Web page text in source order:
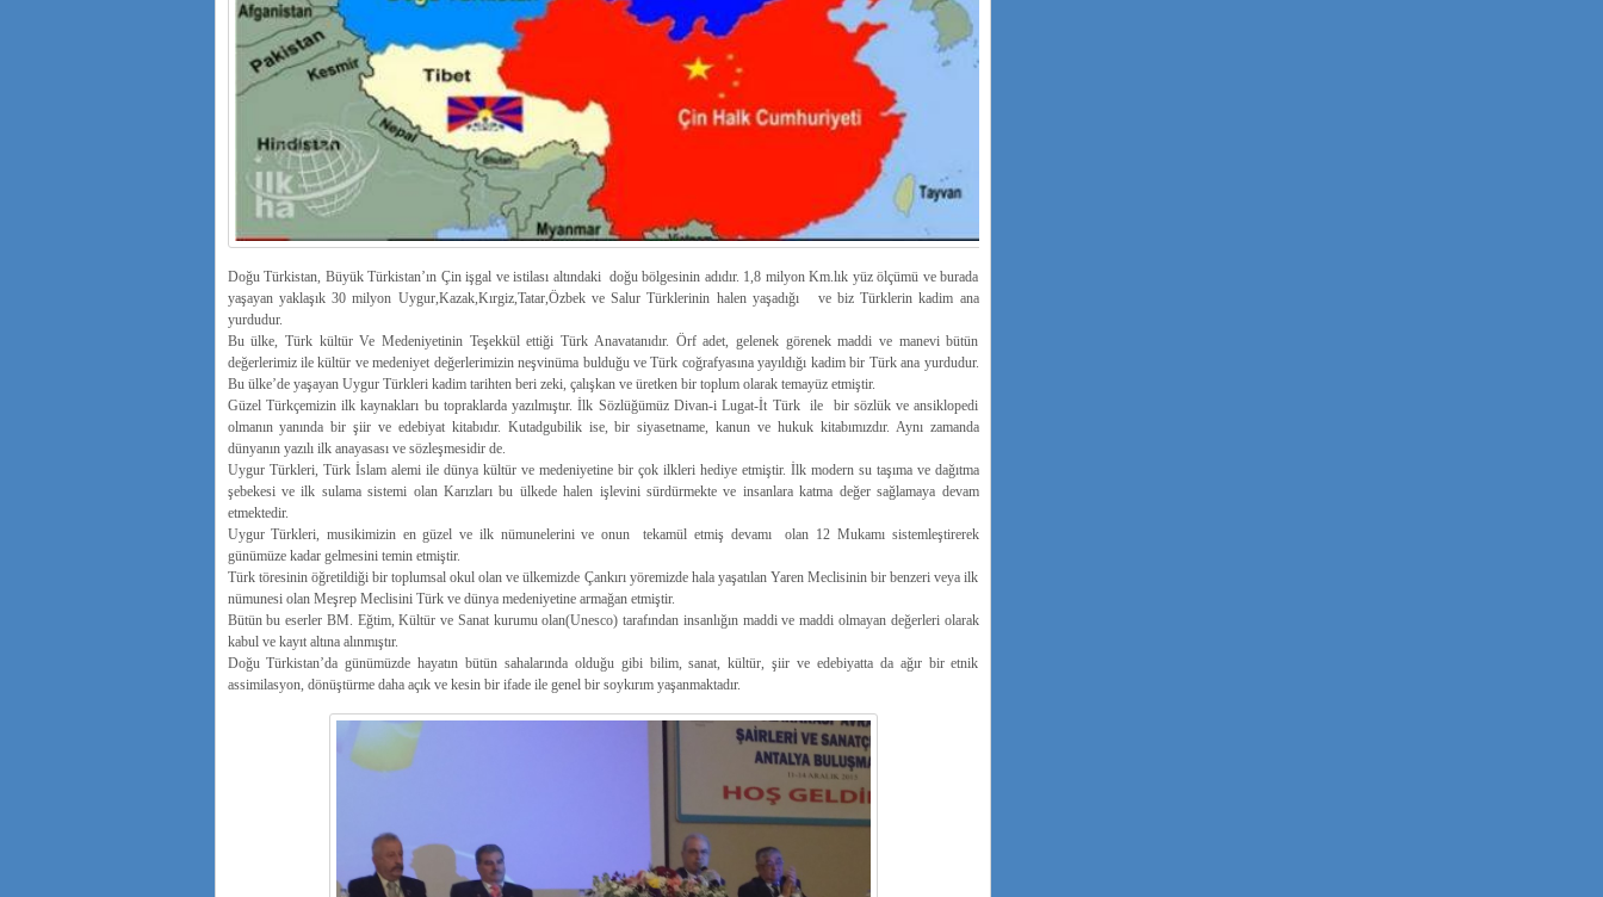
Doğu Türkistan, Büyük Türkistan’ın Çin işgal ve istilası altındaki doğu bölgesinin adıdır. 1,8 milyon Km.lık yüz ölçümü ve burada
yaşayan yaklaşık 30 milyon Uygur,Kazak,Kırgiz,Tatar,Özbek ve Salur Türklerinin halen yaşadığı ve biz Türklerin kadim ana
yurdudur.
Bu ülke, Türk kültür Ve Medeniyetinin Teşekkül ettiği Türk Anavatanıdır. Örf adet, gelenek görenek maddi ve manevi bütün
değerlerimiz ile kültür ve medeniyet değerlerimizin neşvinüma bulduğu ve Türk coğrafyasına yayıldığı kadim bir Türk ana yurdudur.
Bu ülke’de yaşayan Uygur Türkleri kadim tarihten beri zeki, çalışkan ve üretken bir toplum olarak temayüz etmiştir.
Güzel Türkçemizin ilk kaynakları bu topraklarda yazılmıştır. İlk Sözlüğümüz Divan-i Lugat-İt Türk ile bir sözlük ve ansiklopedi
olmanın yanında bir şiir ve edebiyat kitabıdır. Kutadgubilik ise, bir siyasetname, kanun ve hukuk kitabımızdır. Aynı zamanda
dünyanın yazılı ilk anayasası ve sözleşmesidir de.
Uygur Türkleri, Türk İslam alemi ile dünya kültür ve medeniyetine bir çok ilkleri hediye etmiştir. İlk modern su taşıma ve dağıtma
şebekesi ve ilk sulama sistemi olan Karızları bu ülkede halen işlevini sürdürmekte ve insanlara katma değer sağlamaya devam
etmektedir.
Uygur Türkleri, musikimizin en güzel ve ilk nümunelerini ve onun tekamül etmiş devamı olan 12 Mukamı sistemleştirerek
günümüze kadar gelmesini temin etmiştir.
Türk töresinin öğretildiği bir toplumsal okul olan ve ülkemizde Çankırı yöremizde hala yaşatılan Yaren Meclisinin bir benzeri veya ilk
nümunesi olan Meşrep Meclisini Türk ve dünya medeniyetine armağan etmiştir.
Bütün bu eserler BM. Eğtim, Kültür ve Sanat kurumu olan(Unesco) tarafından insanlığın maddi ve maddi olmayan değerleri olarak
kabul ve kayıt altına alınmıştır.
Doğu Türkistan’da günümüzde hayatın bütün sahalarında olduğu gibi bilim, sanat, kültür, şiir ve edebiyatta da ağır bir etnik
assimilasyon, dönüştürme daha açık ve kesin bir ifade ile genel bir soykırım yaşanmaktadır.